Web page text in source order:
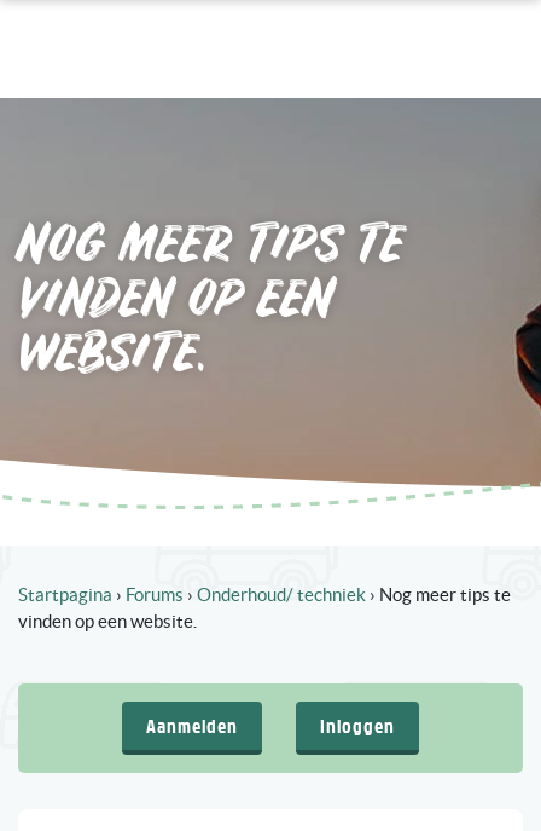
NOG MEER TIPS TE
VINDEN OP EEN
WEBSITE.
Startpagina › Forums › Onderhoud/ techniek › Nog meer tips te
vinden op een website.
Aanmelden Inloggen